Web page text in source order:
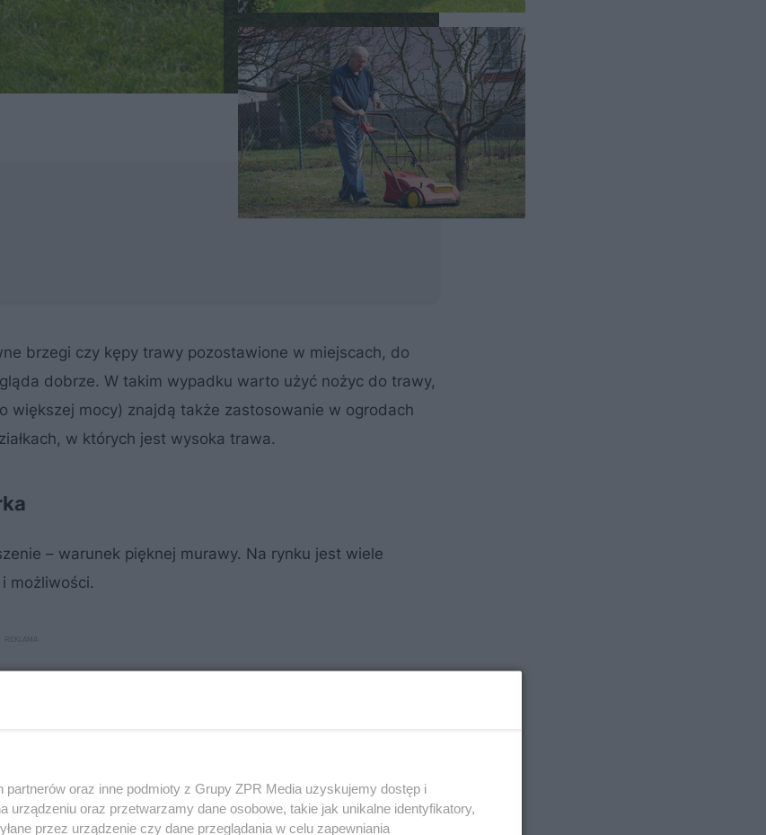
brzegi czy kępy trawy pozostawione w miejscach, do
dobrze. W takim wypadku warto użyć nożyc do trawy,
większej mocy) znajdą także zastosowanie w ogrodach
w których jest wysoka trawa.
– warunek pięknej murawy. Na rynku jest wiele
możliwości.
partnerów oraz inne podmioty z Grupy ZPR Media uzyskujemy dostęp i
urządzeniu oraz przetwarzamy dane osobowe, takie jak unikalne identyfikatory,
przez urządzenie czy dane przeglądania w celu zapewniania